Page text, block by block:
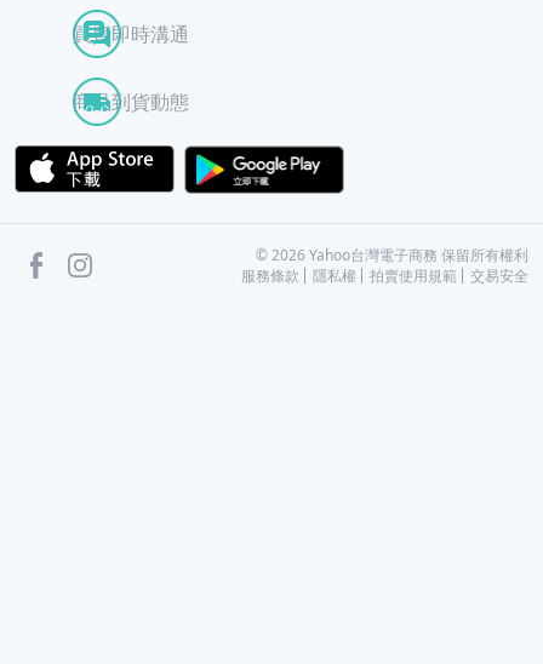
買賣即時溝通
商品到貨動態
APP Store
facebook ©2026 Yahoo台灣電子商務 保留所有權利
服務條款
隱私權 拍賣使用規範 交易安全